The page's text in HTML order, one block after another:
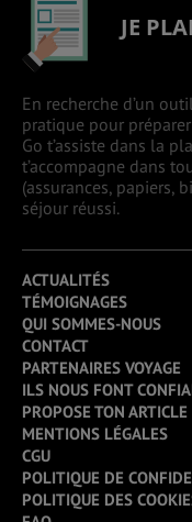
JE
En recherche d’un
pratique pour
Go t’assiste dans la
t’accompagne dans
(assurances, papiers,
séjour réussi.
ACTUALITÉS
TÉMOIGNAGES
QUI SOMMES-NOUS
CONTACT
PARTENAIRES VOYAGE
ILS NOUS FONT
PROPOSE TON ARTICLE
MENTIONS LÉGALES
CGU
POLITIQUE DE
POLITIQUE DES